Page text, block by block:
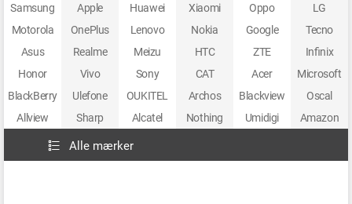
Samsung Apple Huawei Xiaomi Oppo
LG
Motorola
OnePlus Lenovo Nokia Google
Tecno
Asus
Realme Meizu HTC ZTE
Infinix
Honor
Vivo Sony CAT Acer
Microsoft
BlackBerry
Ulefone OUKITEL Archos Blackview
Oscal
Allview
Sharp Alcatel Nothing Umidigi Amazon
Alle mærker